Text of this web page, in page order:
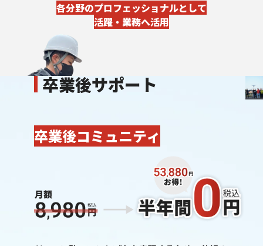
各分野のプロフェッショナルとして
活躍・業務へ活用
卒業後サポート
卒業後コミュニティ